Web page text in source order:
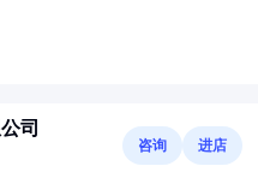
司
咨询 进店